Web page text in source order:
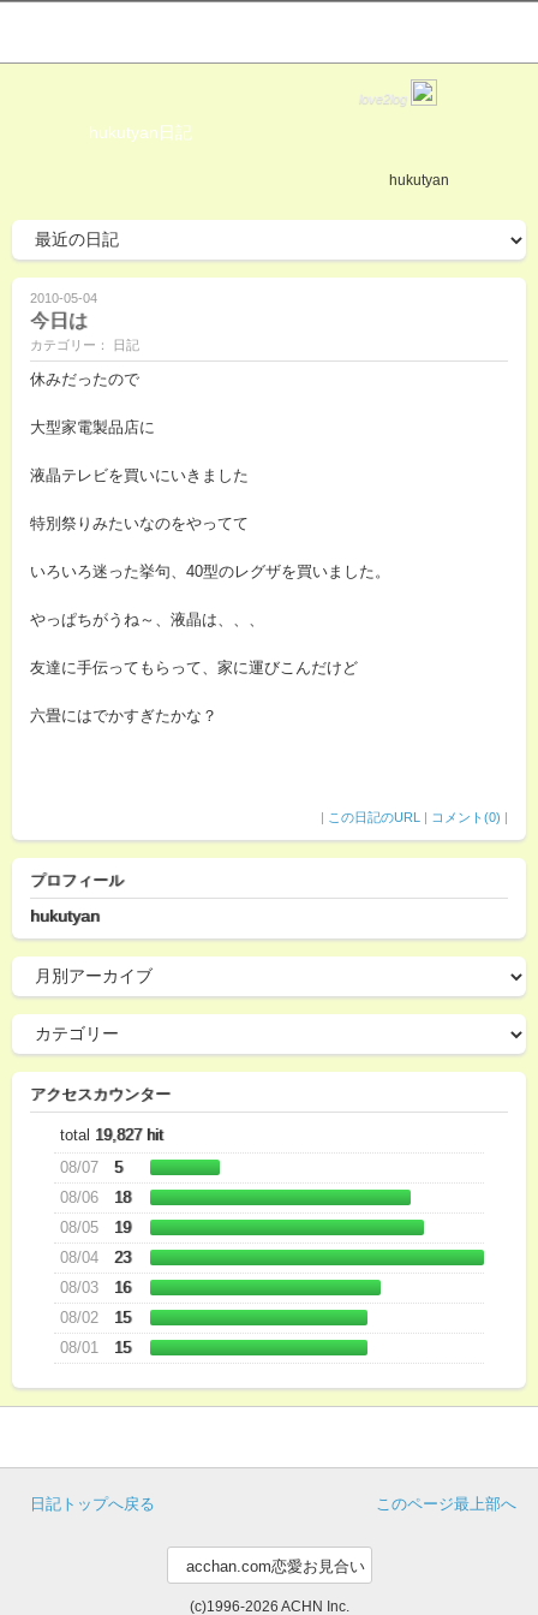
love2log
hukutyan日記
hukutyan
2010-05-04
今日は
カテゴリー： 日記
休みだったので
大型家電製品店に
液晶テレビを買いにいきました
特別祭りみたいなのをやってて
いろいろ迷った挙句、40型のレグザを買いました。
やっぱちがうね～、液晶は、、、
友達に手伝ってもらって、家に運びこんだけど
六畳にはでかすぎたかな？
| この日記のURL | コメント(0) |
プロフィール
hukutyan
アクセスカウンター
total 19,827 hit
08/07
5
08/06
18
08/05
19
08/04
23
08/03
16
08/02
15
08/01
15
このページ最上部へ
日記トップへ戻る
(c)1996-2026 ACHN Inc.